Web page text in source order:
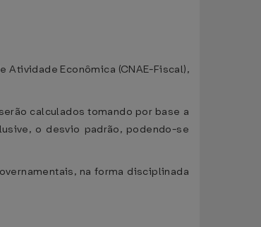
Econômica (CNAE-Fiscal),
calculados tomando por base a
o desvio padrão, podendo-se
na forma disciplinada